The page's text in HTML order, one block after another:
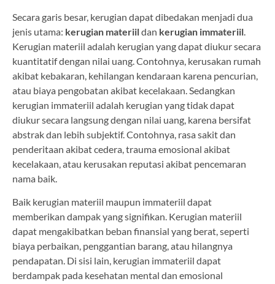
Secara garis besar, kerugian dapat dibedakan menjadi dua
jenis utama: kerugian materiildan kerugian immateriil.
Kerugian materiil adalah kerugian yang dapat diukur secara
kuantitatif dengan nilai uang. Contohnya, kerusakan rumah
akibat kebakaran, kehilangan kendaraan karena pencurian,
atau biaya pengobatan akibat kecelakaan. Sedangkan
kerugian immateriil adalah kerugian yang tidak dapat
diukur secara langsung dengan nilai uang, karena bersifat
abstrak dan lebih subjektif. Contohnya, rasa sakit dan
penderitaan akibat cedera, trauma emosional akibat
kecelakaan, atau kerusakan reputasi akibat pencemaran
nama baik.
Baik kerugian materiil maupun immateriil dapat
memberikan dampak yang signifikan. Kerugian materiil
dapat mengakibatkan beban finansial yang berat, seperti
biaya perbaikan, penggantian barang, atau hilangnya
pendapatan. Di sisi lain, kerugian immateriil dapat
berdampak pada kesehatan mental dan emosional